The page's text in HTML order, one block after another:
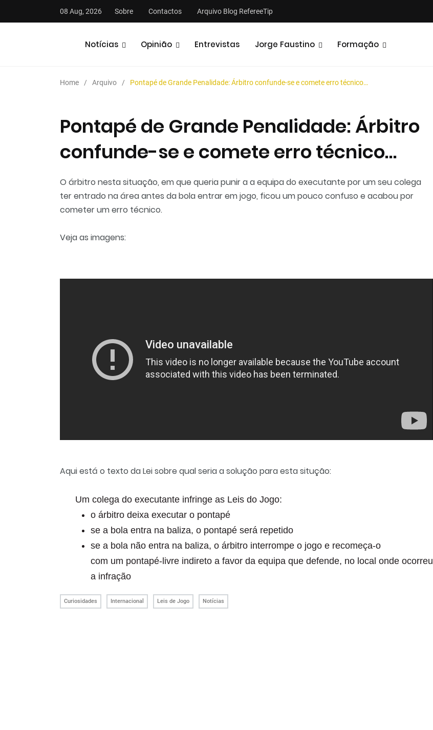
08 Aug, 2026 Sobre Contactos Arquivo Blog RefereeTip
Notícias Opinião Entrevistas Jorge Faustino Formação
Home Arquivo Pontapé de Grande Penalidade: Árbitro confunde-se e comete erro técnico…
Pontapé de Grande Penalidade: Árbitro
confunde-se e comete erro técnico…
O árbitro nesta situação, em que queria punir a a equipa do executante por um seu colega
ter entrado na área antes da bola entrar em jogo, ficou um pouco confuso e acabou por
cometer um erro técnico.
Veja as imagens:
Aqui está o texto da Lei sobre qual seria a solução para esta situção:
Um colega do executante infringe as Leis do Jogo:
o árbitro deixa executar o pontapé
se a bola entra na baliza, o pontapé será repetido
se a bola não entra na baliza, o árbitro interrompe o jogo e recomeça-o
com um pontapé-livre indireto a favor da equipa que defende, no local onde ocorreu
a infração
Curiosidades Internacional Leis de Jogo Notícias
Notícias